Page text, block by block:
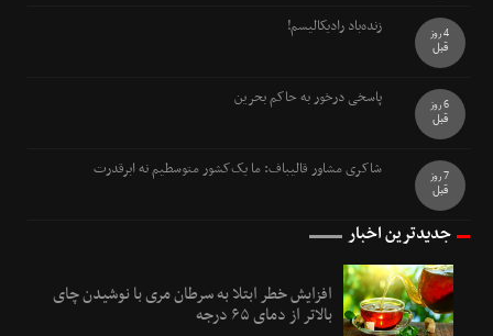
زنده‌باد رادیکالیسم!
4 روز
قبل
پاسخی درخور به حاکم بحرین
6 روز
قبل
شاکری مشاور قالیباف: ما یک‌کشور متوسطیم نه ابرقدرت
7 روز
قبل
جدیدترین اخبار
افزایش خطر ابتلا به سرطان مری با نوشیدن چای
بالاتر از دمای ۶۵ درجه